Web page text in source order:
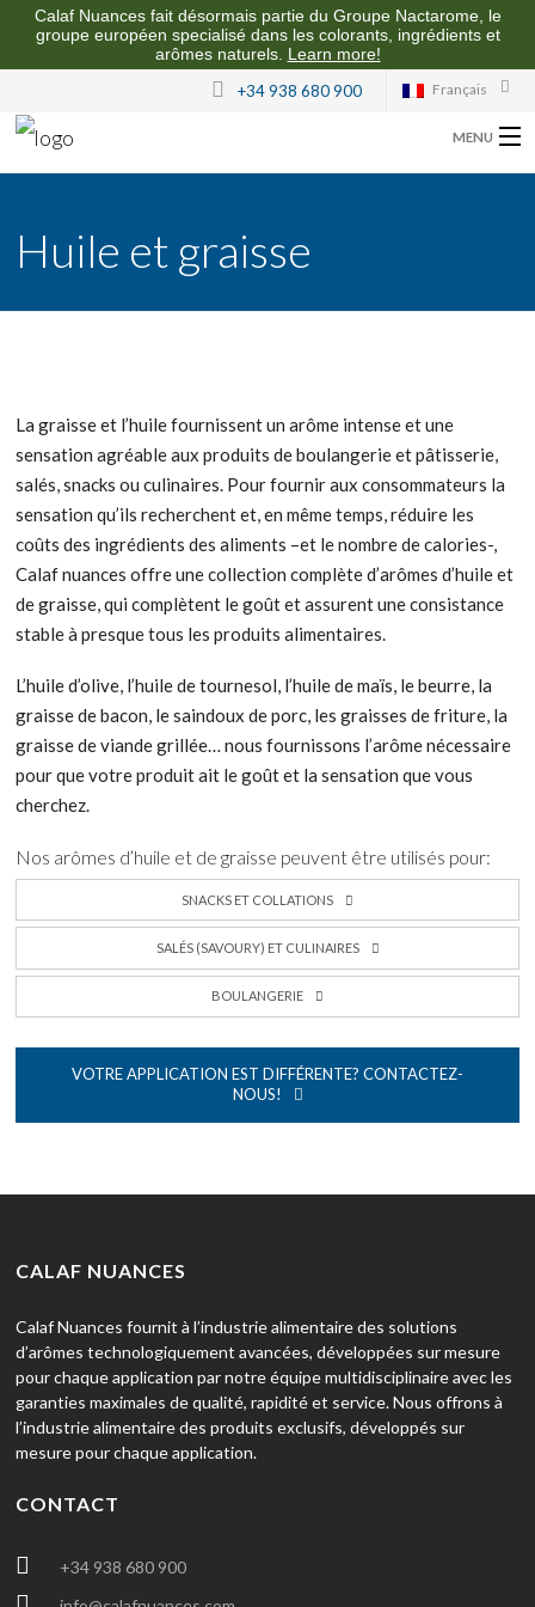
Calaf Nuances fait désormais partie du Groupe Nactarome, le
groupe européen specialisé dans les colorants, ingrédients et
arômes naturels. Learn more!
Français
+34 938 680 900
MENU
NOS ARÔMES
QUALITÉ ET DURABILITÉ
Huile et graisse
La graisse et l’huile fournissent un arôme intense et une
sensation agréable aux produits de boulangerie et pâtisserie,
salés, snacks ou culinaires. Pour fournir aux consommateurs la
sensation qu’ils recherchent et, en même temps, réduire les
coûts des ingrédients des aliments –et le nombre de calories-,
Calaf nuances offre une collection complète d’arômes d’huile et
de graisse, qui complètent le goût et assurent une consistance
stable à presque tous les produits alimentaires.
L’huile d’olive, l’huile de tournesol, l’huile de maïs, le beurre, la
graisse de bacon, le saindoux de porc, les graisses de friture, la
graisse de viande grillée… nous fournissons l’arôme nécessaire
pour que votre produit ait le goût et la sensation que vous
cherchez.
Nos arômes d’huile et de graisse peuvent être utilisés pour:
SNACKS ET COLLATIONS
SALÉS (SAVOURY) ET CULINAIRES
BOULANGERIE
VOTRE APPLICATION EST DIFFÉRENTE? CONTACTEZ-
NOUS!
CALAF NUANCES
Calaf Nuances fournit à l’industrie alimentaire des solutions
d’arômes technologiquement avancées, développées sur mesure
pour chaque application par notre équipe multidisciplinaire avec les
garanties maximales de qualité, rapidité et service. Nous offrons à
l’industrie alimentaire des produits exclusifs, développés sur
mesure pour chaque application.
CONTACT
+34 938 680 900